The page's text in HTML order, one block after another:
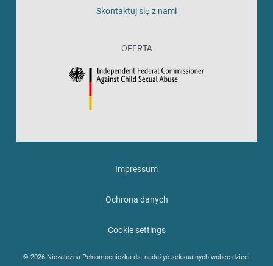
Skontaktuj się z nami
OFERTA
Impressum
Ochrona danych
Cookie settings
© 2026 Niezależna Pełnomocniczka ds. nadużyć seksualnych wobec dzieci